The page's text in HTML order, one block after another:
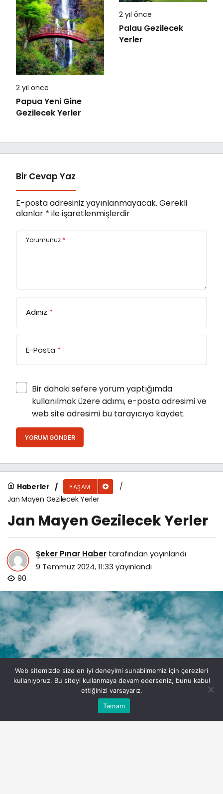
2 yıl önce
Papua Yeni Gine
Gezilecek Yerler
2 yıl önce
Palau Gezilecek
Yerler
Bir Cevap Yaz
E-posta adresiniz yayınlanmayacak. Gerekli
alanlar * ile işaretlenmişlerdir
Yorumunuz *
Adınız *
E-Posta *
Bir dahaki sefere yorum yaptığımda
kullanılmak üzere adımı, e-posta adresimi ve
web site adresimi bu tarayıcıya kaydet.
YORUM GÖNDER
Haberler YAŞAM
Jan Mayen Gezilecek Yerler
Jan Mayen Gezilecek Yerler
Şeker Pınar Haber tarafından yayınlandı
9 Temmuz 2024, 11:33 yayınlandı
90
Bu web sitesinde en iyi deneyimi yaşamanızı sağlamak
için çerezler kullanılmaktadır.
Eczaneler
Web sitemizde size en iyi deneyimi sunabilmemiz için çerezleri
kullanıyoruz. Bu siteyi kullanmaya devam ederseniz, bunu kabul
ettiğinizi varsayarız.
Tamam